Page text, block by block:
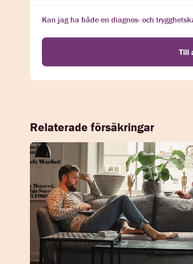
Kan jag ha både en diagnos- och
Till
Relaterade försäkringar